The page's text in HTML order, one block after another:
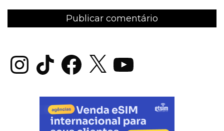
InstagramTikTok Facebook
X YouTube